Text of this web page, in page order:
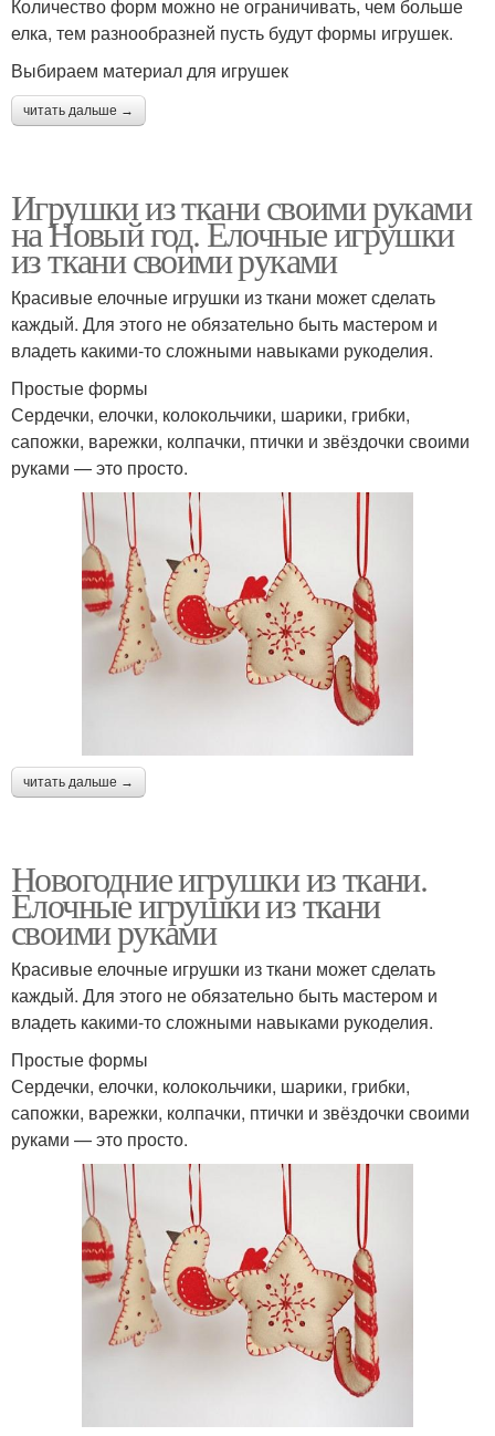
Количество форм можно не ограничивать, чем больше
елка, тем разнообразней пусть будут формы игрушек.
Выбираем материал для игрушек
читать дальше →
Игрушки из ткани своими руками
на Новый год. Елочные игрушки
из ткани своими руками
Красивые елочные игрушки из ткани может сделать
каждый. Для этого не обязательно быть мастером и
владеть какими-то сложными навыками рукоделия.
Простые формы
Сердечки, елочки, колокольчики, шарики, грибки,
сапожки, варежки, колпачки, птички и звёздочки своими
руками — это просто.
читать дальше →
Новогодние игрушки из ткани.
Елочные игрушки из ткани
своими руками
Красивые елочные игрушки из ткани может сделать
каждый. Для этого не обязательно быть мастером и
владеть какими-то сложными навыками рукоделия.
Простые формы
Сердечки, елочки, колокольчики, шарики, грибки,
сапожки, варежки, колпачки, птички и звёздочки своими
руками — это просто.